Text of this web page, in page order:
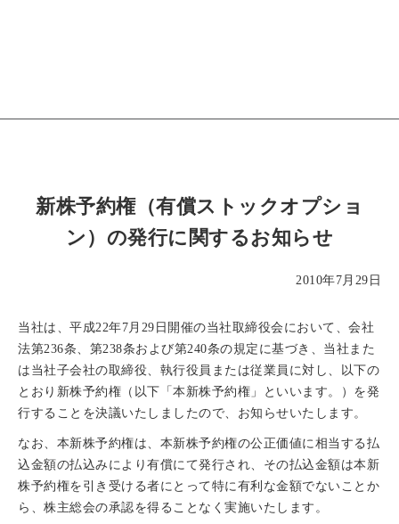
新株予約権（有償ストックオプショ
ン）の発行に関するお知らせ
2010年7月29日
当社は、平成22年7月29日開催の当社取締役会において、会社
法第236条、第238条および第240条の規定に基づき、当社また
は当社子会社の取締役、執行役員または従業員に対し、以下の
とおり新株予約権（以下「本新株予約権」といいます。）を発
行することを決議いたしましたので、お知らせいたします。
なお、本新株予約権は、本新株予約権の公正価値に相当する払
込金額の払込みにより有償にて発行され、その払込金額は本新
株予約権を引き受ける者にとって特に有利な金額でないことか
ら、株主総会の承認を得ることなく実施いたします。